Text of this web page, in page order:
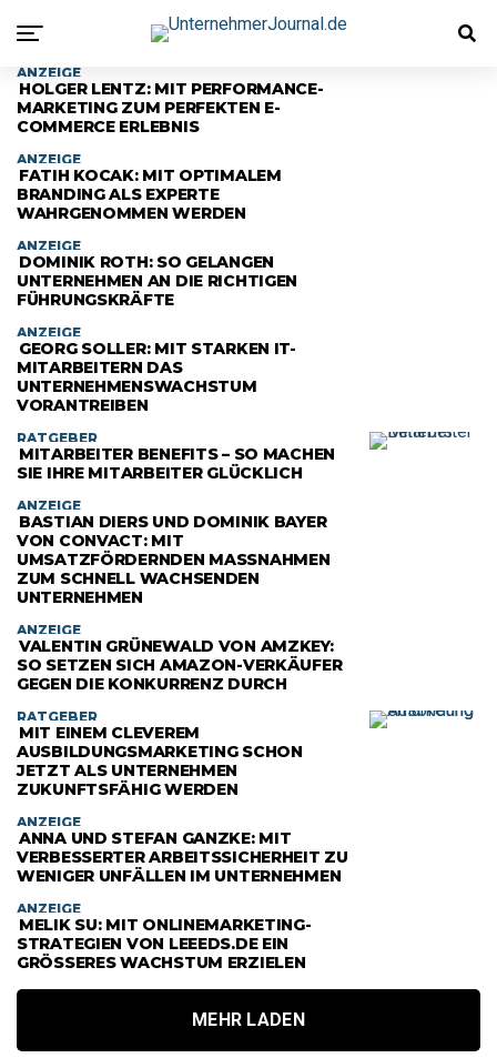
ANZEIGE
HOLGER LENTZ: MIT PERFORMANCE-
MARKETING ZUM PERFEKTEN E-
COMMERCE ERLEBNIS
ANZEIGE
FATIH KOCAK: MIT OPTIMALEM
BRANDING ALS EXPERTE
WAHRGENOMMEN WERDEN
ANZEIGE
DOMINIK ROTH: SO GELANGEN
UNTERNEHMEN AN DIE RICHTIGEN
FÜHRUNGSKRÄFTE
ANZEIGE
GEORG SOLLER: MIT STARKEN IT-
MITARBEITERN DAS
UNTERNEHMENSWACHSTUM
VORANTREIBEN
RATGEBER
MITARBEITER BENEFITS – SO MACHEN
SIE IHRE MITARBEITER GLÜCKLICH
ANZEIGE
BASTIAN DIERS UND DOMINIK BAYER
VON CONVACT: MIT
UMSATZFÖRDERNDEN MASSNAHMEN Z
UM SCHNELL WACHSENDEN U
NTERNEHMEN
ANZEIGE
VALENTIN GRÜNEWALD VON AMZKEY:
SO SETZEN SICH AMAZON-VERKÄUFER
GEGEN DIE KONKURRENZ DURCH
RATGEBER
MIT EINEM CLEVEREM
AUSBILDUNGSMARKETING SCHON
JETZT ALS UNTERNEHMEN
ZUKUNFTSFÄHIG WERDEN
ANZEIGE
ANNA UND STEFAN GANZKE: MIT
VERBESSERTER ARBEITSSICHERHEIT ZU
WENIGER UNFÄLLEN IM UNTERNEHMEN
ANZEIGE
MELIK SU: MIT ONLINEMARKETING-
STRATEGIEN VON LEEEDS.DE EIN
GRÖSSERES WACHSTUM ERZIELEN
MEHR LADEN